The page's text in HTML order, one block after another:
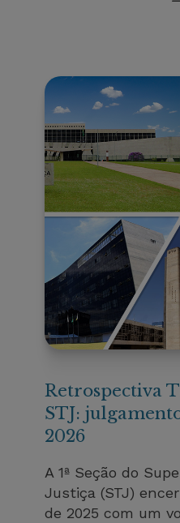
Retrospectiva
STJ:
2026
A 1ª Seção do
Justiça (STJ)
de 2025 com um